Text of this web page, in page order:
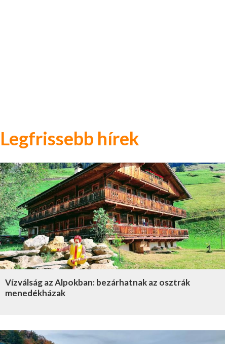
Legfrissebb hírek
Vízválság az Alpokban: bezárhatnak az osztrák
menedékházak